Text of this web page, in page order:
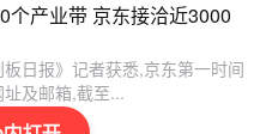
个产业带 京东接洽近3000
日报》记者获悉,京东第一时间
及邮箱,截至...